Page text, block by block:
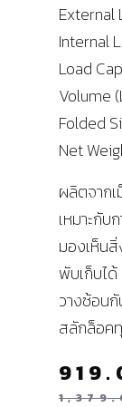
External
Internal
Load
Volume
Folded
Net
ผลิตจาก
เหมาะกั
มองเห็น
พับเก็บไ
วางซ้อน
สลักล็อค